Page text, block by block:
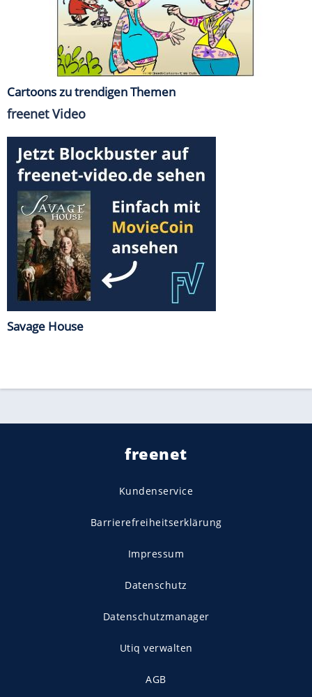
Cartoons zu trendigen Themen
freenet Video
Savage House
freenet
Kundenservice
Barrierefreiheitserklärung
Impressum
Datenschutz
Datenschutzmanager
Utiq verwalten
AGB